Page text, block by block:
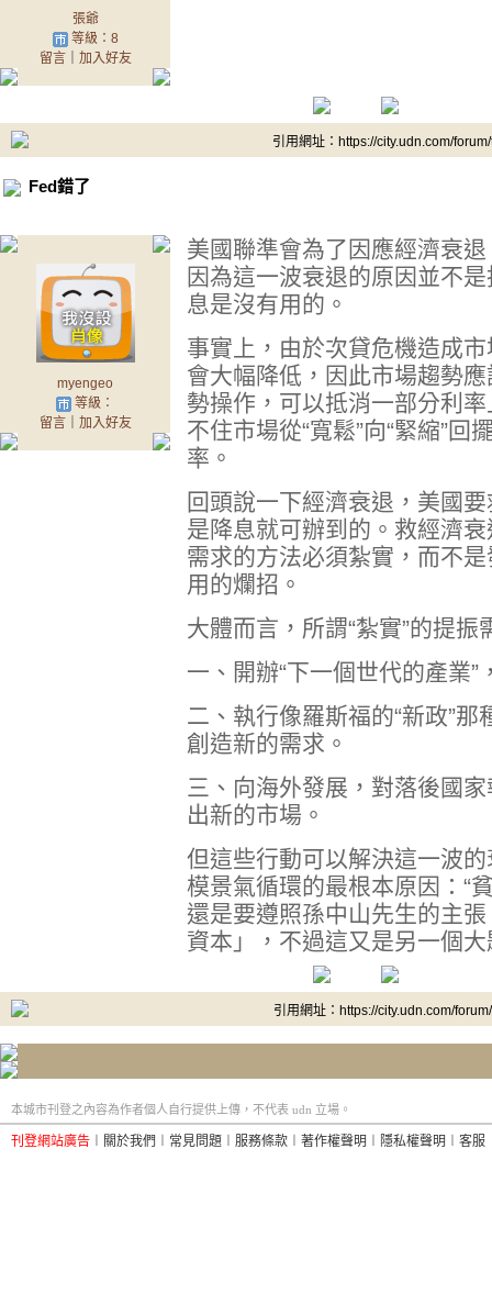
張爺
等級：8
留言｜ 加入好友
引用網址：https://city.udn.com/
Fed錯了
myengeo
等級：
留言｜ 加入好友
美國聯準會為了因應經濟衰
因為這一波衰退的原因並不
息是沒有用的。
事實上，由於次貸危機造成
會大幅降低，因此市場趨勢
勢操作，可以抵消一部分利
不住市場從“寬鬆”向“緊縮”
率。
回頭說一下經濟衰退，美國
是降息就可辦到的。救經濟
需求的方法必須紮實，而不
用的爛招。
大體而言，所謂“紮實”的提
一、開辦“下一個世代的產業
二、執行像羅斯福的“新政”
創造新的需求。
三、向海外發展，對落後國
出新的市場。
但這些行動可以解決這一波
模景氣循環的最根本原因：“
還是要遵照孫中山先生的主
資本」，不過這又是另一個
引用網址：https://city.udn.com/
本城市刊登之內容為作者個人自行提供上傳，不代表 udn 立場。
刊登網站廣告 關於我們 常見問題 服務條款 著作權聲明 隱私權聲明 客服